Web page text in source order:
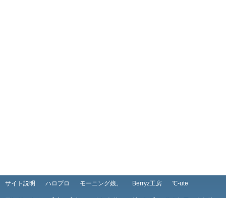
メインメニュー
メインコンテンツへ移動
サブコンテンツへ移動
サイト説明 ハロプロ モーニング娘。 Berryz工房 ℃-ute